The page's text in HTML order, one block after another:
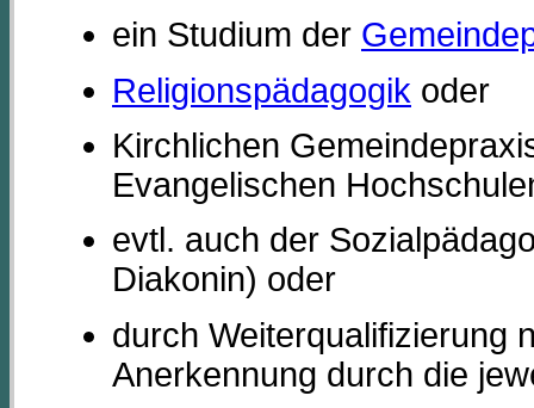
ein Studium der
Religionspädagogik oder
Kirchlichen
Evangelischen
evtl. auch der
Diakonin) oder
durch Weiterqualifizierung
Anerkennung durch die